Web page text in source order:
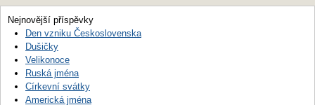
Nejnovější příspěvky
Den vzniku Československa
Dušičky
Velikonoce
Ruská jména
Církevní svátky
Americká jména